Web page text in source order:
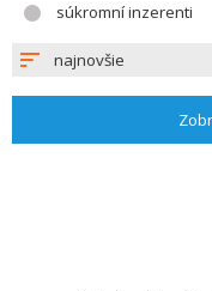
súkromní inzerenti
najnovšie